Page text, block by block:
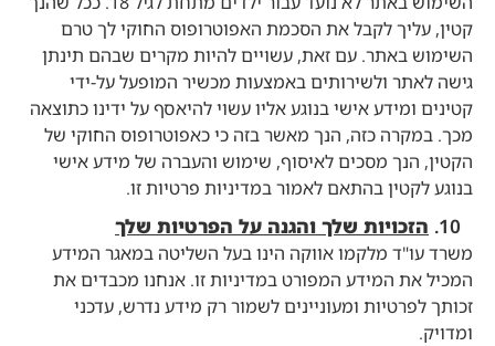
קטין, עליך לקבל את הסכמת האפוטרופוס החוקי לך טרם
השימוש באתר. עם זאת, עשויים להיות מקרים שבהם תינתן
גישה לאתר ולשירותים באמצעות מכשיר המופעל על-ידי
קטינים ומידע אישי בנוגע אליו עשוי להיאסף על ידינו כתוצאה
מכך. במקרה כזה, הנך מאשר בזה כי כאפוטרופוס החוקי של
הקטין, הנך מסכים לאיסוף, שימוש והעברה של מידע אישי
בנוגע לקטין בהתאם לאמור במדיניות פרטיות זו.
הזכויות שלך והגנה על הפרטיות שלך
משרד עו"ד מלקמו אווקה הינו בעל השליטה במאגר המידע
המכיל את המידע המפורט במדיניות זו. אנחנו מכבדים את
זכותך לפרטיות ומעוניינים לשמור רק מידע נדרש, עדכני
ומדויק.